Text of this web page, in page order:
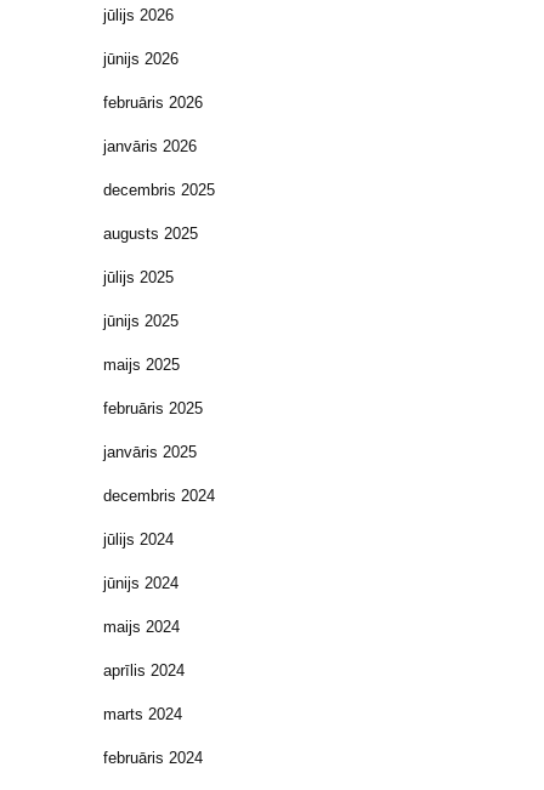
jūlijs 2026
jūnijs 2026
februāris 2026
janvāris 2026
decembris 2025
augusts 2025
jūlijs 2025
jūnijs 2025
maijs 2025
februāris 2025
janvāris 2025
decembris 2024
jūlijs 2024
jūnijs 2024
maijs 2024
aprīlis 2024
marts 2024
februāris 2024